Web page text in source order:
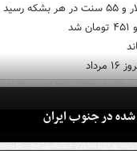
در جنوب ایران